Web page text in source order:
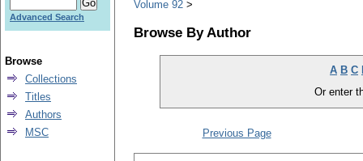
Volume 92
Browse By Author
A B C
Or enter
Previous Page
Advanced Search
Browse
Collections
Titles
Authors
MSC